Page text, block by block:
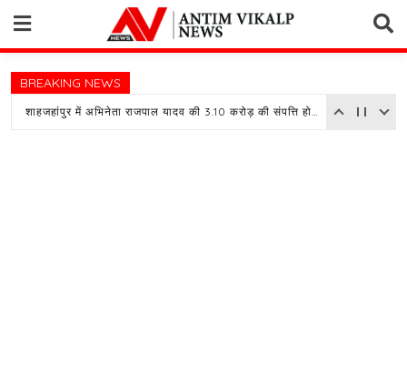
content
BREAKING NEWS
शाहजहांपुर में अभिनेता राजपाल यादव की 3.10 करोड़ की संपत्ति होगी नीलाम, बैंक ने चस्पा किया नोटिस